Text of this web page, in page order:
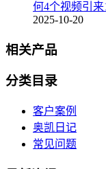
何4个视频引来
2025-10-20
相关产品
分类目录
客户案例
奥凯日记
常见问题